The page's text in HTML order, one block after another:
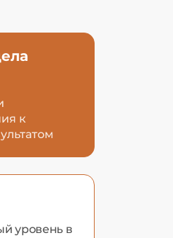
к
уровень в